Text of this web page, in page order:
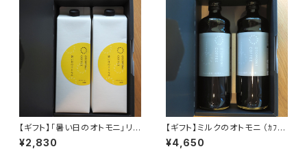
【ギフト】「暑い日のオトモニ」リキ
ッド無糖1,000ml×2本
¥2,830
【ギフト】ミルクのオトモニ （ｶﾌｪｵ
ﾚﾍﾞｰｽ）600ml×2本入り
¥4,650